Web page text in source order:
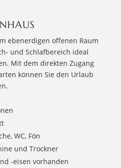
ebenerdigen offenen Raum
und Schlafbereich ideal
Mit dem direkten Zugang
können Sie den Urlaub
WC, Fön
und Trockner
-eisen vorhanden